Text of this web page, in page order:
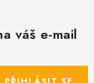
váš e-mail